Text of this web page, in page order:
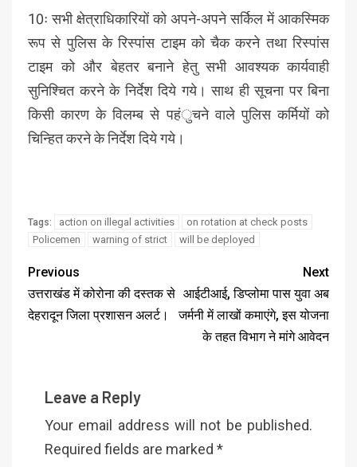
10ः सभी क्षेत्राधिकारियों को अपने-अपने सर्किल में आकस्मिक
रूप से पुलिस के रिस्पांस टाइम को चैक करने तथा रिस्पांस
टाइम को और बेहतर बनाने हेतु सभी आवश्यक कार्यवाही
सुनिश्चित करने के निर्देश दिये गये। साथ ही सूचना पर बिना
किसी कारण के विलम्ब से पहंुचने वाले पुलिस कर्मियों को
चिन्हित करने के निर्देश दिये गये।
Tags: action on illegal activities
on rotation at check posts
Policemen
warning of strict will be deployed
Previous
उत्तराखंड में कोरोना की दस्तक से
देहरादून जिला प्रशासन अलर्ट।
Next
आईटीआई, डिप्लोमा पास युवा अब
जर्मनी में लाखों कमाएंगे, इस योजना
के तहत विभाग ने मांगे आवेदन
Leave a Reply
Your email address will not be published.
Required fields are marked *